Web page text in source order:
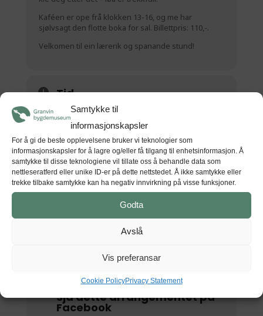
Samtykke til
informasjonskapsler
For å gi de beste opplevelsene bruker vi teknologier som
informasjonskapsler for å lagre og/eller få tilgang til enhetsinformasjon. Å
samtykke til disse teknologiene vil tillate oss å behandle data som
nettleseratferd eller unike ID-er på dette nettstedet. Å ikke samtykke eller
trekke tilbake samtykke kan ha negativ innvirkning på visse funksjoner.
Godta
Avslå
Vis preferansar
Cookie PolicyPrivacy Statement
Kaféen er ope frå klokken 13-16, og me har
sjølvsagt den flotte boka for sal. Billettpris: 110,-.
Velkomen til ein lærerik og spanande stund!
Tid
(Sundag) 16:00 (GMT+00:00)
STAD
Agatunet
5776 Nå
GET DIRECTIONS
Sjå dette arrangementet på
Facebook